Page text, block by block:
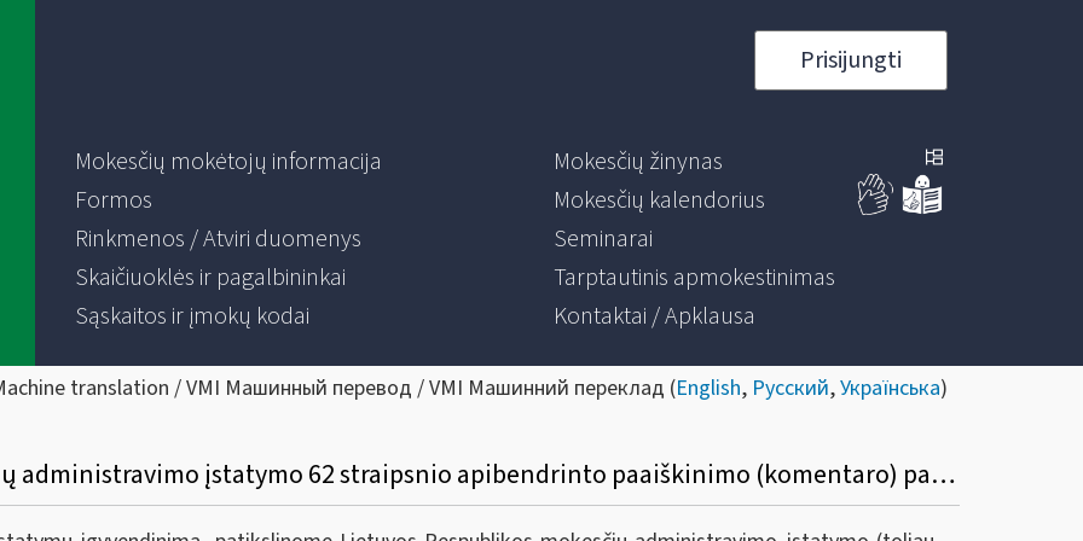
Prisijungti
Mokesčių mokėtojų informacija
Formos
Rinkmenos / Atviri duomenys
Skaičiuoklės ir pagalbininkai
Sąskaitos ir įmokų kodai
Mokesčių žinynas
Mokesčių kalendorius
Seminarai
Tarptautinis apmokestinimas
Kontaktai / Apklausa
translation / VMI Машинный перевод / VMI Машинний переклад (English, Русский,Українська)
Informacinis pranešimas dėl mokesčių administravimo įstatymo 62 straipsnio apibendrinto paaiškinimo (komentaro) patikslinimo